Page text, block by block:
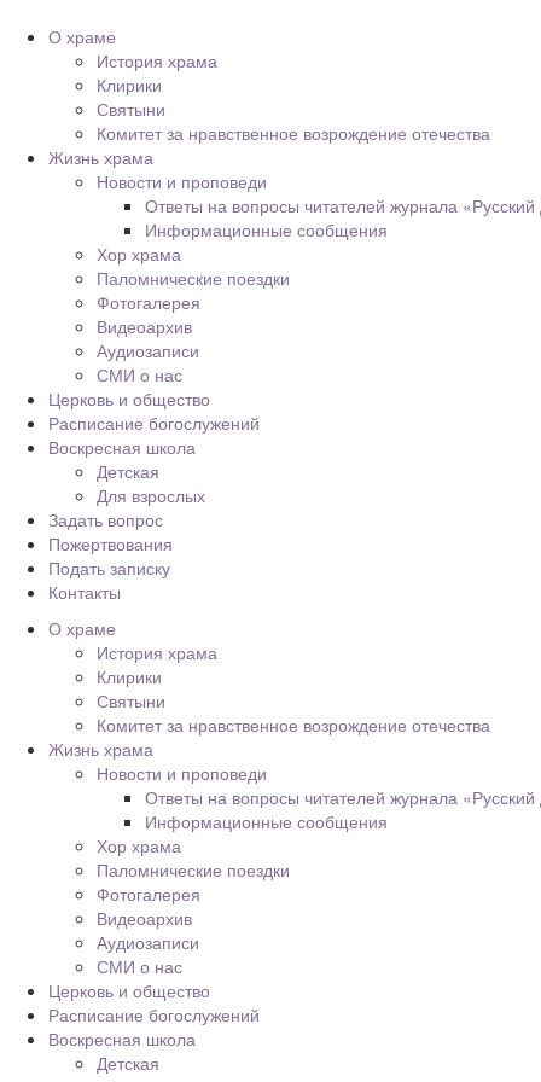
О храме
История храма
Клирики
Святыни
Комитет за нравственное возрождение отечества
Жизнь храма
Новости и проповеди
Ответы на вопросы читателей журнала
Информационные сообщения
Хор храма
Паломнические поездки
Фотогалерея
Видеоархив
Аудиозаписи
СМИ о нас
Церковь и общество
Расписание богослужений
Воскресная школа
Детская
Для взрослых
Задать вопрос
Пожертвования
Подать записку
Контакты
О храме
История храма
Клирики
Святыни
Комитет за нравственное возрождение отечества
Жизнь храма
Новости и проповеди
Ответы на вопросы читателей журнала
Информационные сообщения
Хор храма
Паломнические поездки
Фотогалерея
Видеоархив
Аудиозаписи
СМИ о нас
Церковь и общество
Расписание богослужений
Воскресная школа
Детская